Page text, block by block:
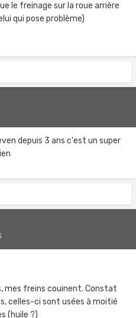
le freinage sur la roue arrière
qui pose problème)
depuis 3 ans c'est un super
mes freins couinent. Constat
celles-ci sont usées à moitié
(huile ?)